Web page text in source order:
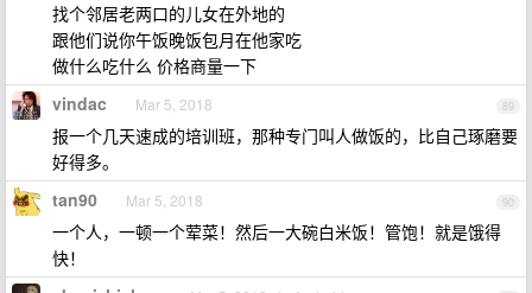
找个邻居老两口的儿女在外地的
跟他们说你午饭晚饭包月在他家吃
做什么吃什么 价格商量一下
89
vindac Mar 5, 2018
报一个几天速成的培训班，那种专门叫人做饭的，比自己琢磨要
好得多。
90
tan90 Mar 5, 2018
一个人，一顿一个荤菜！然后一大碗白米饭！管饱！就是饿得
快！